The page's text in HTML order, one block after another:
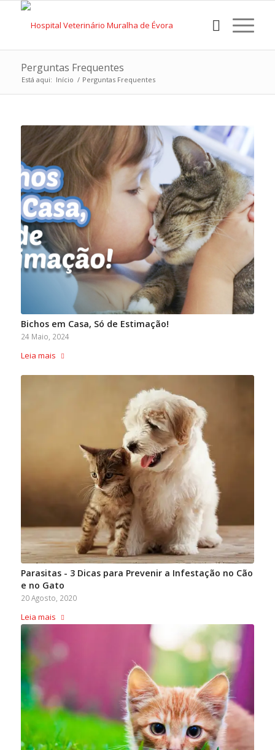
Perguntas Frequentes
Está aqui: Início / Perguntas Frequentes
Bichos em Casa, Só de Estimação!
24 Maio, 2024
Leia mais
Parasitas - 3 Dicas para Prevenir a Infestação no Cão
e no Gato
20 Agosto, 2020
Leia mais